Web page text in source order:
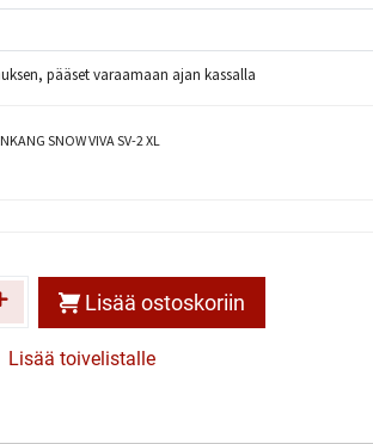
pääset varaamaan ajan kassalla
SNOW VIVA SV-2 XL
Lisää ostoskoriin
Lisää toivelistalle